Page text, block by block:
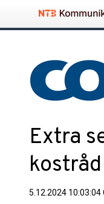
Extra
kostråd
5.12.2024 10:03:04